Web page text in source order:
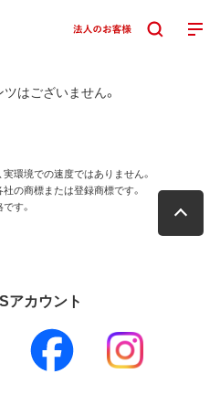
はございません。
環境での速度ではありません。
の商標または登録商標です。
す。
アカウント